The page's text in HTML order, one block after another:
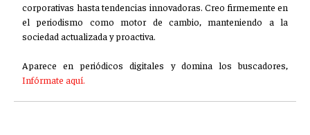
corporativas hasta tendencias innovadoras. Creo firmemente en
el periodismo como motor de cambio, manteniendo a la
sociedad actualizada y proactiva.
Aparece en periódicos digitales y domina los buscadores,
Infórmate aquí.